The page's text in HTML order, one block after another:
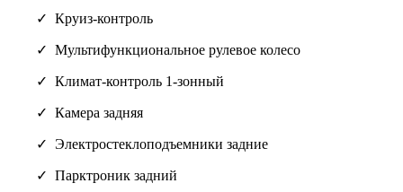
Круиз-контроль
Мультифункциональное рулевое колесо
Климат-контроль 1-зонный
Камера задняя
Электростеклоподъемники задние
Парктроник задний